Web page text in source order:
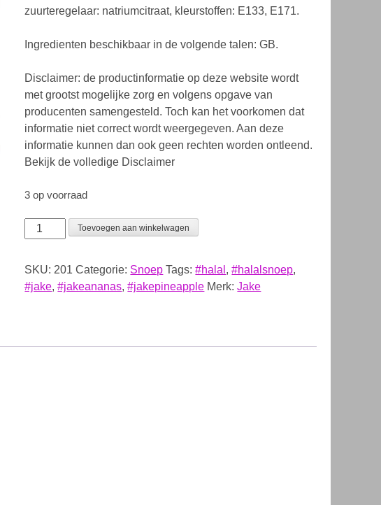
zuurteregelaar: natriumcitraat, kleurstoffen: E133, E171.
Ingredienten beschikbaar in de volgende talen: GB.
Disclaimer: de productinformatie op deze website wordt
met grootst mogelijke zorg en volgens opgave van
producenten samengesteld. Toch kan het voorkomen dat
informatie niet correct wordt weergegeven. Aan deze
informatie kunnen dan ook geen rechten worden ontleend.
Bekijk de volledige Disclaimer
3 op voorraad
Toevoegen aan winkelwagen
SKU: 201 Categorie: Snoep Tags:#halal ,#halalsnoep,
#jake,#jakeananas,#jakepineapple Merk:Jake